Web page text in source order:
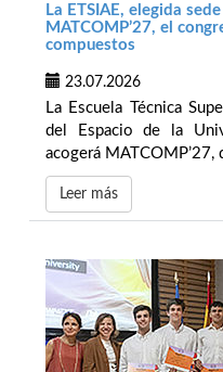
La ETSIAE, elegida
MATCOMP’27, el
compuestos
23.07.2026
La Escuela Técnica
del Espacio de la
acogerá MATCOMP’27,
Leer más